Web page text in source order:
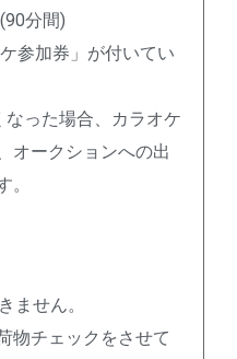
分間)
参加券」が付いてい
った場合、カラオケ
オークションへの出
。
ません。
物チェックをさせて